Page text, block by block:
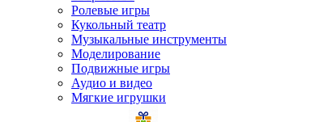
Ролевые игры
Кукольный театр
Музыкальные инструменты
Моделирование
Подвижные игры
Аудио и видео
Мягкие игрушки